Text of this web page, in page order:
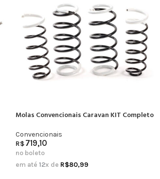
Molas Convencionais Caravan KIT Completo
Convencionais
R$719,10
no boleto
em até 12x de R$80,99